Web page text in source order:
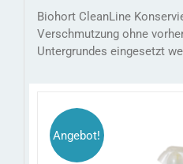
Biohort CleanLine
Verschmutzung ohne
Untergrundes eingesetzt
Angebot!